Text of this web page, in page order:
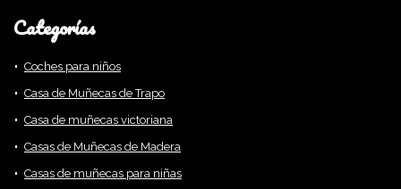
Categorías
Coches para niños
Casa de Muñecas de Trapo
Casa de muñecas victoriana
Casas de Muñecas de Madera
Casas de muñecas para niñas